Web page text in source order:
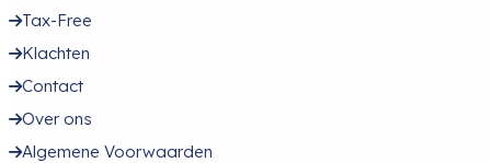
Tax-Free
Klachten
Contact
Over ons
Algemene Voorwaarden